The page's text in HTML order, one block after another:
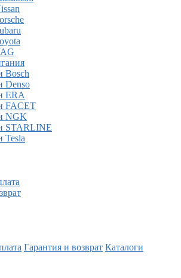
Bosch
Denso
ERA
FACET
NGK
STARLINE
Tesla
Гарантия и возврат Каталоги